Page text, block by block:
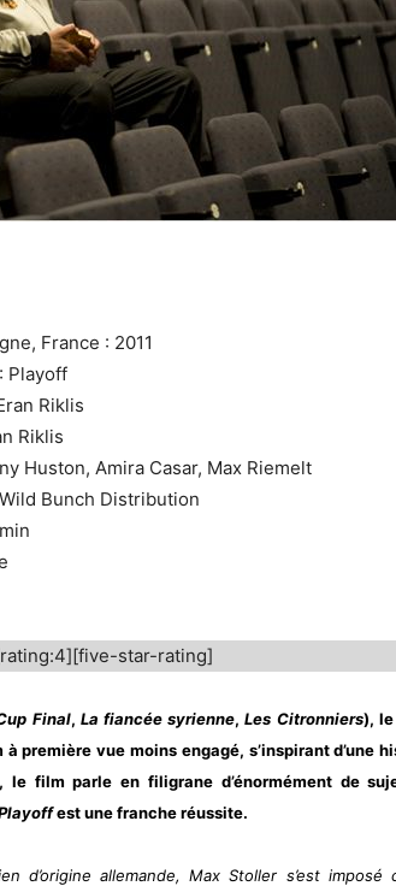
France : 2011
Playoff
Riklis
Riklis
Huston, Amira Casar, Max Riemelt
Bunch Distribution
star-rating]
Final, La fiancée syrienne,Les Citronniers),
première vue moins engagé, s’inspirant d’une
film parle en filigrane d’énormément de
est une franche réussite.
d’origine allemande, Max Stoller s’est imposé